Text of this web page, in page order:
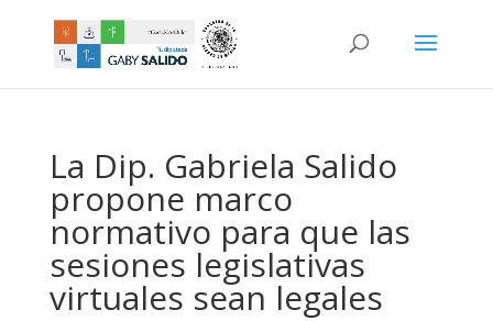
La Dip. Gabriela Salido
propone marco
normativo para que las
sesiones legislativas
virtuales sean legales